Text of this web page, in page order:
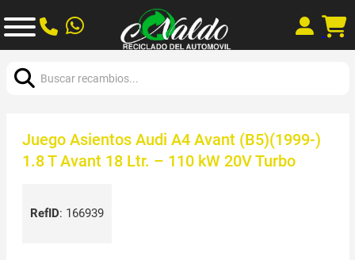
Juego Asientos Audi A4 Avant (B5)(1999-)
1.8 T Avant 18 Ltr. – 110 kW 20V Turbo
RefID: 166939